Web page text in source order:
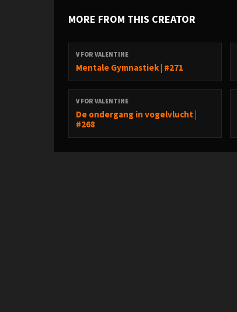
MORE FROM THIS CREATOR
V FOR VALENTINE
Mentale Gymnastiek | #271
V FOR VALENTINE
De ondergang in vogelvlucht |
#268